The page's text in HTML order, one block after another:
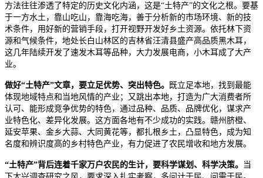
方法往往渗透了特定的历史文化内涵，这是“土特产”的文化之根。要基
于一方水土，靠山吃山，靠海吃海，善于分析新的市场环境、新的技
术条件，用好新的营销手段，打开视野开发好乡土资源。依托林下资
源和气候条件，地处长白山林区的吉林省汪清县盛产高品质黑木耳，
这几年陆续开发了速发木耳等品种，大力发展电商，小木耳成了大产
业。
做好“土特产”文章，要立足优势、突出特色。
既立足本地，找到最能
体现地域特点和当地风情的产业；又跳出本地，打造为广大消费者所
认可、能形成竞争优势的特色，通过品种、品质、品牌优化，谋求产
业特色化、差异化发展。这方面各地有不少成功的实践。赣州脐橙、
延安苹果、金乡大蒜、大同黄花等，都扎根乡土，凸显特色，成为知
名度和辨识度高的乡村特色产业，有力促进了农民增收和地方发展。
“土特产”背后连着千家万户农民的生计，要科学谋划、科学决策。 当